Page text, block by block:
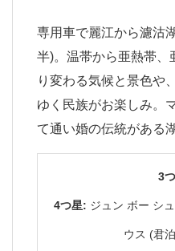
専用車で麗江から濾沽
半)。温帯から亜熱帯、
り変わる気候と景色や
ゆく民族がお楽しみ。
て通い婚の伝統がある
3
4つ星: ジュン ボー シ
ウス (君